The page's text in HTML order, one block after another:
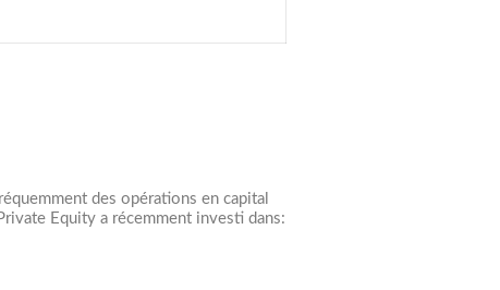
des opérations en capital
Equity a récemment investi dans: